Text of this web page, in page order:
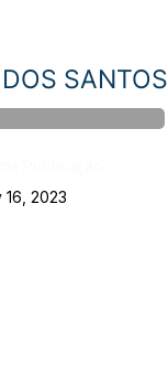
SANTOS
16, 2023